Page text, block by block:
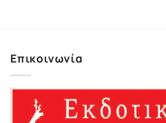
Επικοινωνία